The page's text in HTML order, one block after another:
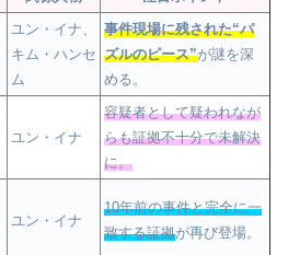
ユン・イナ、
キム・ハンセ
ム
事件現場に残された“パ
ズルのピース”が謎を深
める。
ユン・イナ
容疑者として疑われなが
らも証拠不十分で未解決
に。
ユン・イナ
10年前の事件と完全に一
致する証拠が再び登場。